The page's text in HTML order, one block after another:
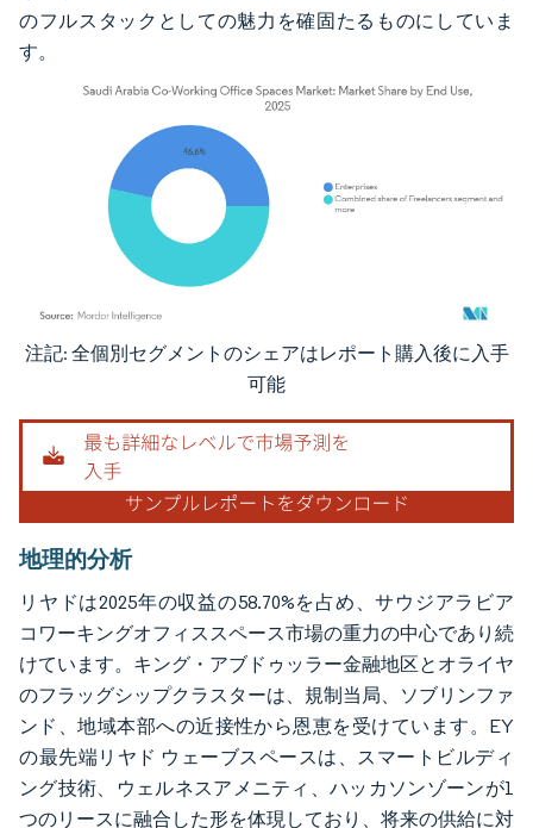
のフルスタックとしての魅力を確固たるものにしていま
す。
画像 © Mordor Intelligence。再利用にはCC BY 4.0の表示が必要です。
注記: 全個別セグメントのシェアはレポート購入後に入手
可能
地理的分析
リヤドは2025年の収益の58.70%を占め、サウジアラビア
コワーキングオフィススペース市場の重力の中心であり続
けています。キング・アブドゥッラー金融地区とオライヤ
のフラッグシップクラスターは、規制当局、ソブリンファ
ンド、地域本部への近接性から恩恵を受けています。EY
の最先端リヤド ウェーブスペースは、スマートビルディ
ング技術、ウェルネスアメニティ、ハッカソンゾーンが1
つのリースに融合した形を体現しており、将来の供給に対